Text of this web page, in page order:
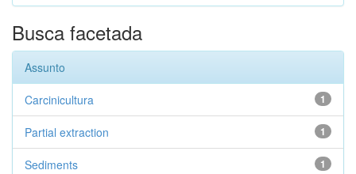
Busca facetada
Assunto
1
Carcinicultura
1
Partial extraction
1
Sediments